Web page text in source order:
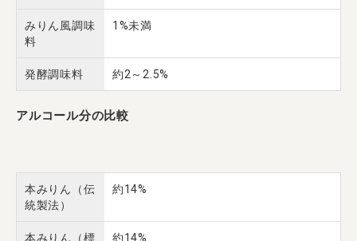
みりん風調味
料
1%未満
発酵調味料 約2～2.5%
アルコール分の比較
本みりん（伝
統製法）
約14%
本みりん（標
約14%